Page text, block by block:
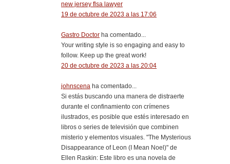
new jersey flsa lawyer
19 de octubre de 2023 a las 17:06
Gastro Doctor ha comentado...
Your writing style is so engaging and easy to
follow. Keep up the great work!
20 de octubre de 2023 a las 20:04
johnscena ha comentado...
Si estás buscando una manera de distraerte
durante el confinamiento con crímenes
ilustrados, es posible que estés interesado en
libros o series de televisión que combinen
misterio y elementos visuales. "The Mysterious
Disappearance of Leon (I Mean Noel)" de
Ellen Raskin: Este libro es una novela de